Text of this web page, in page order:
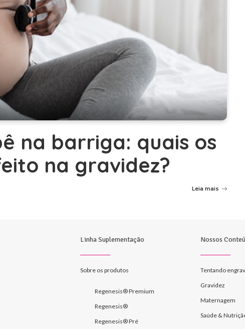
na barriga: quais os
na gravidez?
Leia mais
Linha Suplementação
Sobre os produtos
Regenesis® Premium
Regenesis®
Regenesis® Pré
Nossos
Tentando
Gravidez
Maternagem
Saúde &